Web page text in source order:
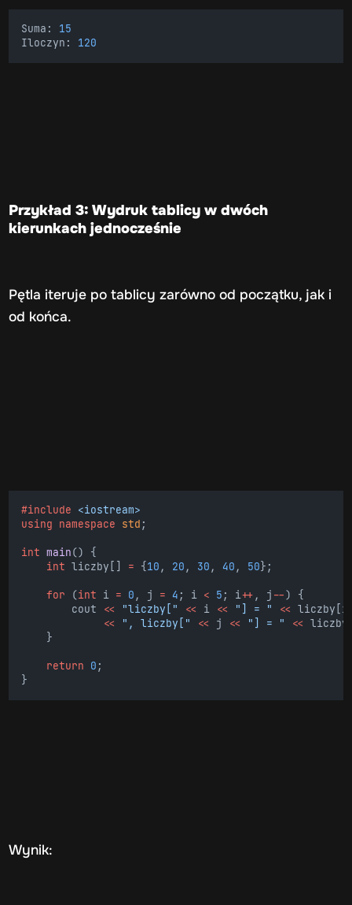
Suma: 15
Iloczyn: 120
Przykład 3: Wydruk tablicy w dwóch
kierunkach jednocześnie
Pętla iteruje po tablicy zarówno od początku, jak i
od końca.
#include <iostream>
using namespace std ;
int main() {
int liczby[] = {10 , 20 , 30 , 40 , 50};
for (int i = 0 , j = 4 ; i < 5 ; i++ , j --) {
        cout
<< "liczby[" << i << "] = " <<
<<
", liczby[" << j << "] = " <<
    }
return 0 ;
}
Wynik: